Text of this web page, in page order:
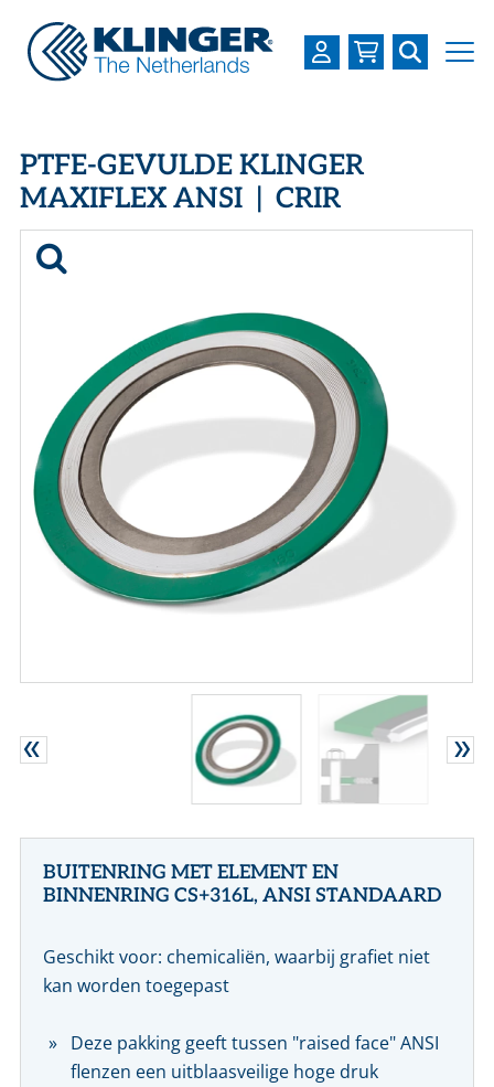
PRODUCTEN
INDUSTRIEËN
SERVICES
LOGIN
REGISTREREN
WERKEN BIJ
CONTACT
NLEN
PTFE-GEVULDE KLINGER
MAXIFLEX ANSI | CRIR
BUITENRING MET ELEMENT EN
BINNENRING CS+316L, ANSI STANDAARD
Geschikt voor: chemicaliën, waarbij grafiet niet
kan worden toegepast
Deze pakking geeft tussen "raised face" ANSI
flenzen een uitblaasveilige hoge druk